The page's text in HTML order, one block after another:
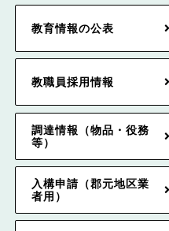
教育情報の公表
教職員採用情報
調達情報（物品・役務
等）
入構申請（郡元地区業
者用）